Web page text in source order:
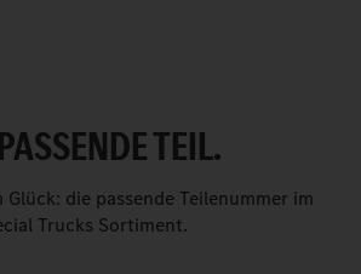
TEIL.
Glück: die passende Teilenummer im
Trucks Sortiment.